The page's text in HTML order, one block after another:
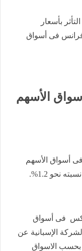
بأسعار
فرانس فى أسواق
الأسهم
أسواق الأسهم
نحو 1.2%.
فى أسواق
أعلنت الشركة الإسبانية عن
بحسب الاسواق